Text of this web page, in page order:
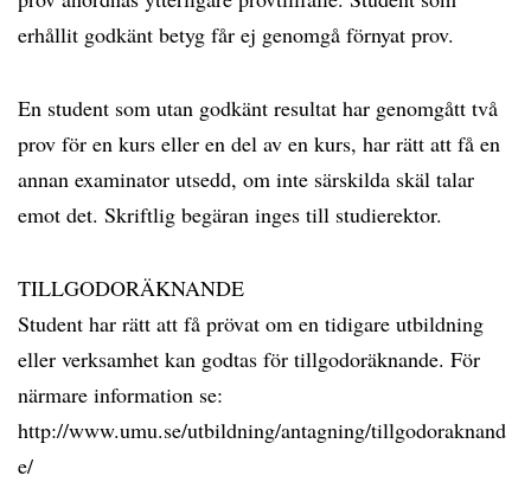
erhållit godkänt betyg får ej genomgå förnyat prov.
En student som utan godkänt resultat har genomgått två
prov för en kurs eller en del av en kurs, har rätt att få en
annan examinator utsedd, om inte särskilda skäl talar
emot det. Skriftlig begäran inges till studierektor.
TILLGODORÄKNANDE
Student har rätt att få prövat om en tidigare utbildning
eller verksamhet kan godtas för tillgodoräknande. För
närmare information se:
http://www.umu.se/utbildning/antagning/tillgodoraknand
e/